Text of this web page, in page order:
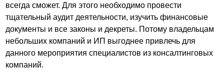
всегда сможет. Для этого необходимо провести
тщательный аудит деятельности, изучить финансовые
документы и все законы и декреты. Потому владельцам
небольших компаний и ИП выгоднее привлечь для
данного мероприятия специалистов из консалтинговых
компаний.